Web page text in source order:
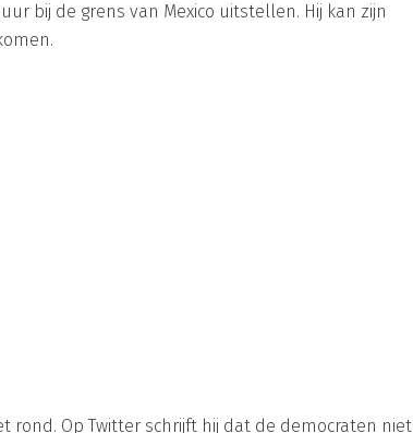
bij de grens van Mexico uitstellen. Hij kan zijn
Op Twitter schrijft hij dat de democraten niet